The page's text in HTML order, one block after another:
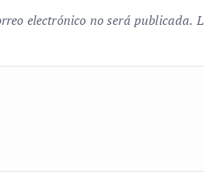
electrónico no será publicada.